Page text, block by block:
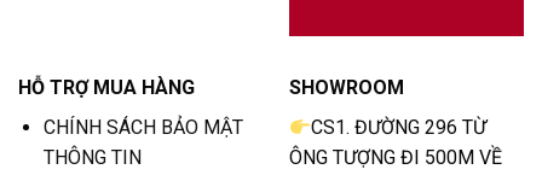
HỖ TRỢ MUA HÀNG
CHÍNH SÁCH BẢO MẬT
THÔNG TIN
SHOWROOM
CS1. ĐƯỜNG 296 TỪ
ÔNG TƯỢNG ĐI 500M VỀ